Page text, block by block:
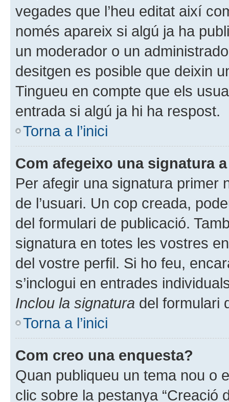
vegades que l’heu editat així
només apareix si algú ja ha
un moderador o un
desitgen es posible que deixin
Tingueu en compte que els
entrada si algú ja hi ha respost.
Torna a l’inici
Com afegeixo una signatura
Per afegir una signatura primer
de l’usuari. Un cop creada,
del formulari de publicació.
signatura en totes les vostres
del vostre perfil. Si ho feu,
s’inclogui en entrades
Inclou la signatura del formulari
Torna a l’inici
Com creo una enquesta?
Quan publiqueu un tema nou o
clic sobre la pestanya “Creació